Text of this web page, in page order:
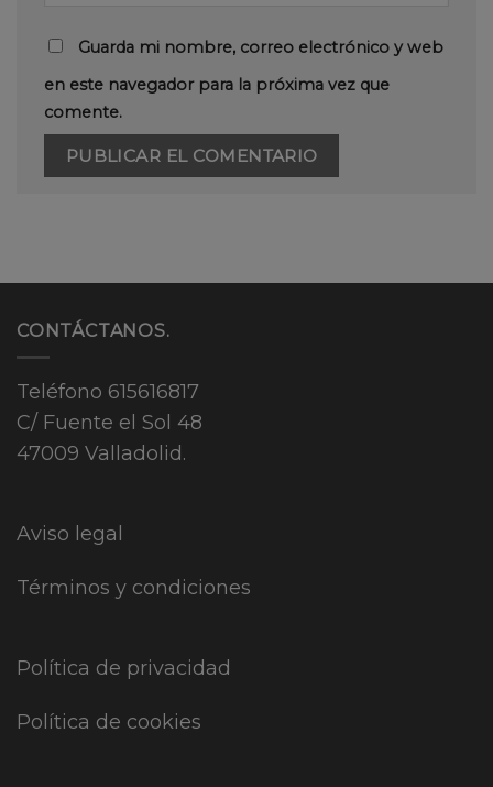
Guarda mi nombre, correo electrónico y web
en este navegador para la próxima vez que
comente.
CONTÁCTANOS.
Teléfono 615616817
C/ Fuente el Sol 48
47009 Valladolid.
Aviso legal
Términos y condiciones
Política de privacidad
Política de cookies